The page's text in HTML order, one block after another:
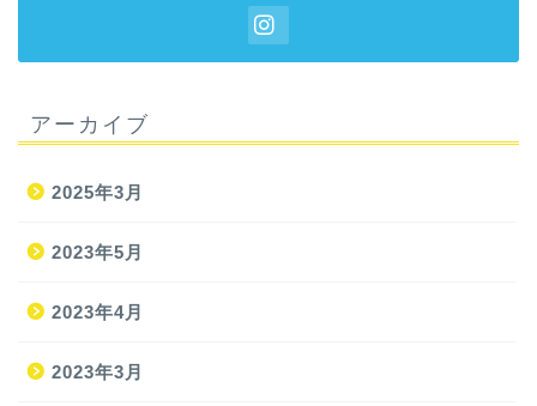
アーカイブ
2025年3月
2023年5月
2023年4月
2023年3月